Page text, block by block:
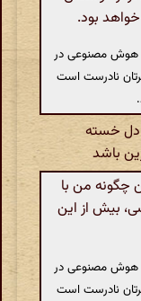
بود.
هوش مصنوعی در
نادرست است
دل خسته
باشد
چگونه من با
بیش از این
هوش مصنوعی در
نادرست است